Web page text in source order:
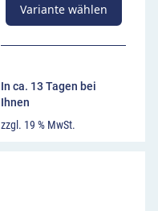
Variante wählen
In ca. 13 Tagen bei
Ihnen
zzgl. 19 % MwSt.